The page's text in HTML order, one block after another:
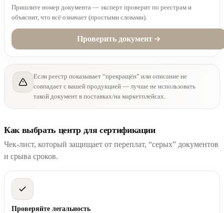
Пришлите номер документа — эксперт проверит по реестрам и
объяснит, что всё означает (простыми словами).
Проверить документ
Если реестр показывает “прекращён” или описание не
совпадает с вашей продукцией — лучше не использовать
такой документ в поставках/на маркетплейсах.
Как выбрать центр для сертификации
Чек-лист, который защищает от переплат, “серых” документов
и срыва сроков.
Проверяйте легальность